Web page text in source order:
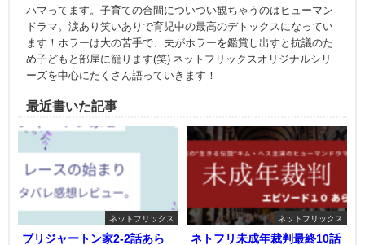
ハマってます。子育ての合間についつい観ちゃうのはヒューマン
ドラマ。涙あり笑いありで育児中の最高のデトックスになってい
ます！ホラーは大の苦手で、夫がホラーを鑑賞し出すと抗議のた
め子どもと部屋に籠ります(笑) ネットフリックスオリジナルシリ
ーズを中心にたくさん語っていきます！
最近書いた記事
ネットフリックス
ブリジャートン家2-2話あら
ネットフリックス
ネトフリ未成年裁判最終10話